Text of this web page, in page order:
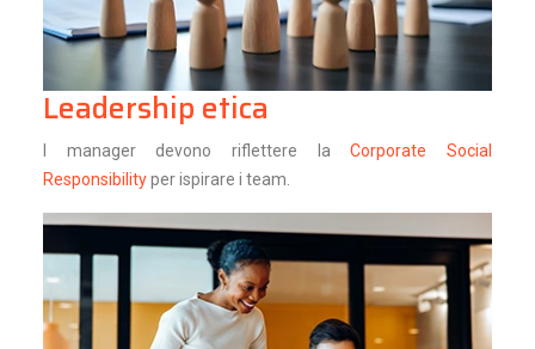
Leadership etica
I manager devono riflettere laCorporate Social
Responsibilityper ispirare i team.